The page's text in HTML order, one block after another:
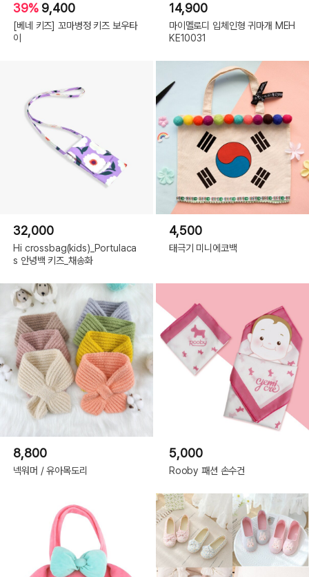
39% 9,400
[베네 키즈] 꼬마병정 키즈 보우타
이
14,900
마이멜로디 입체인형 귀마개 MEH
KE10031
32,000
Hi crossbag(kids)_Portulaca
s 안녕백 키즈_채송화
4,500
태극기 미니에코백
8,800
넥워머 / 유아목도리
5,000
Rooby 패션 손수건